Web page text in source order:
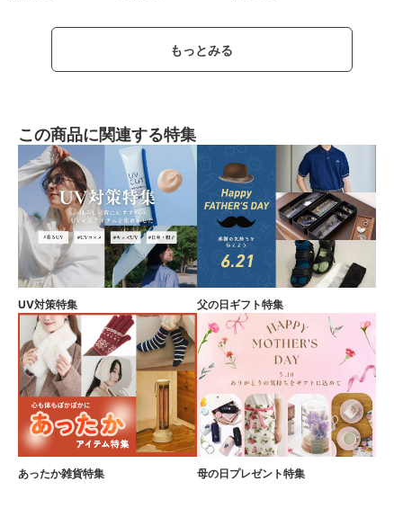
もっとみる
この商品に関連する特集
UV対策特集 父の日ギフト特集
あったか雑貨特集 母の日プレゼント特集